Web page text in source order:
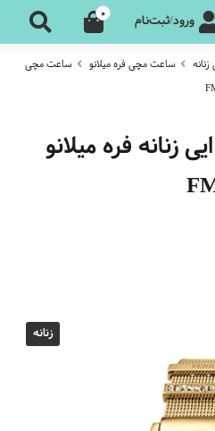
ورود/ثبت‌نام 0
ساعت مچی فره میلانو
ساعت مچی
فره میلانو
زنانه